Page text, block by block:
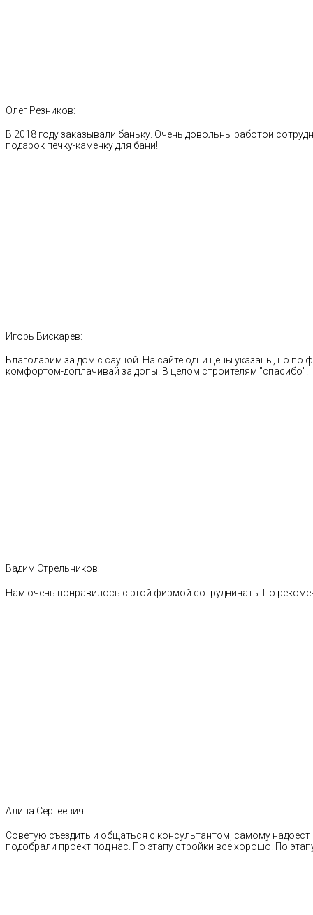
Олег Резников:
В 2018 году заказывали баньку. Очень довольны работой
подарок печку-каменку для бани!
Игорь Вискарев:
Благодарим за дом с сауной. На сайте одни цены указаны, но по
комфортом-доплачивай за допы. В целом строителям "спасибо".
Вадим Стрельников:
Нам очень понравилось с этой фирмой сотрудничать. По
Алина Сергеевич:
Советую съездить и общаться с консультантом, самому
подобрали проект под нас. По этапу стройки все хорошо. По